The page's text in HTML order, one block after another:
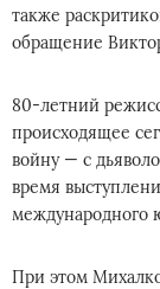
также
обращение
80-летний
происходящее
войну — с
время
международного
При этом